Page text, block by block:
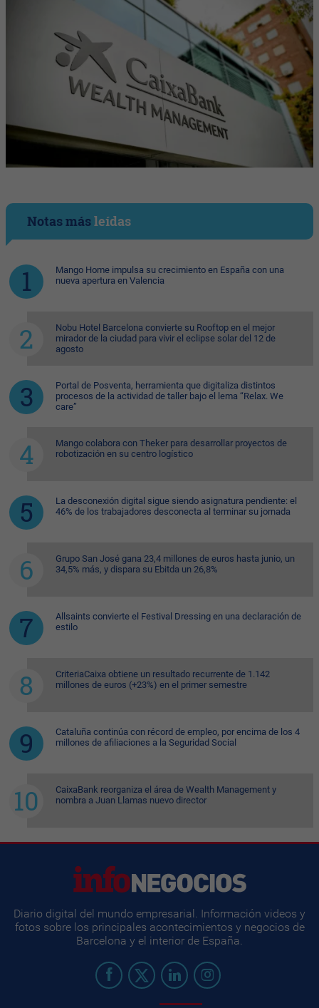
Notas másleídas
Mango Home impulsa su crecimiento en España con una
nueva apertura en Valencia
Nobu Hotel Barcelona convierte su Rooftop en el mejor
mirador de la ciudad para vivir el eclipse solar del 12 de
agosto
Portal de Posventa, herramienta que digitaliza distintos
procesos de la actividad de taller bajo el lema “Relax. We
care”
Mango colabora con Theker para desarrollar proyectos de
robotización en su centro logístico
La desconexión digital sigue siendo asignatura pendiente: el
46% de los trabajadores desconecta al terminar su jornada
Grupo San José gana 23,4 millones de euros hasta junio, un
34,5% más, y dispara su Ebitda un 26,8%
Allsaints convierte el Festival Dressing en una declaración de
estilo
CriteriaCaixa obtiene un resultado recurrente de 1.142
millones de euros (+23%) en el primer semestre
Cataluña continúa con récord de empleo, por encima de los 4
millones de afiliaciones a la Seguridad Social
CaixaBank reorganiza el área de Wealth Management y
nombra a Juan Llamas nuevo director
Diario digital del mundo empresarial. Información videos y
fotos sobre los principales acontecimientos y negocios de
Barcelona y el interior de España.